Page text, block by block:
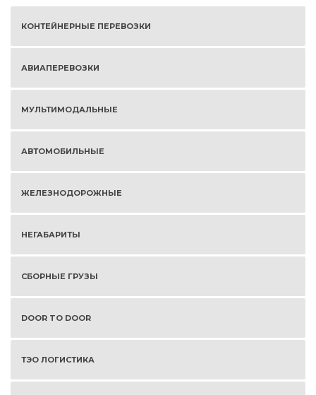
КОНТЕЙНЕРНЫЕ ПЕРЕВОЗКИ
АВИАПЕРЕВОЗКИ
МУЛЬТИМОДАЛЬНЫЕ
АВТОМОБИЛЬНЫЕ
ЖЕЛЕЗНОДОРОЖНЫЕ
НЕГАБАРИТЫ
СБОРНЫЕ ГРУЗЫ
DOOR TO DOOR
ТЭО ЛОГИСТИКА